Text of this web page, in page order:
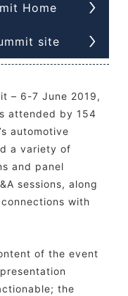
Home
site
– 6-7 June 2019,
attended by 154
automotive
a variety of
and panel
sessions, along
with
of the event
the